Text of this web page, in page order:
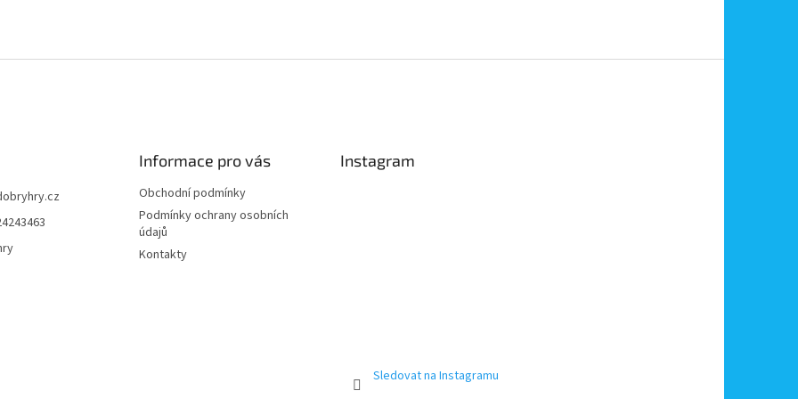
Informace pro vás
Obchodní podmínky
Podmínky ochrany osobních
údajů
Kontakty
Instagram
Sledovat na Instagramu